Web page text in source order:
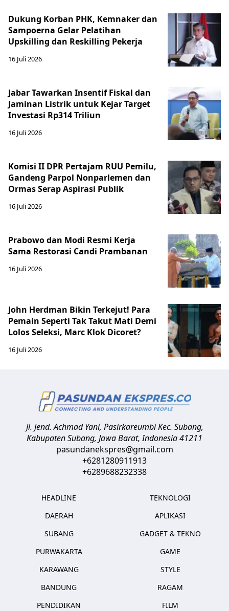
Dukung Korban PHK, Kemnaker dan
Sampoerna Gelar Pelatihan
Upskilling dan Reskilling Pekerja
16 Juli 2026
Jabar Tawarkan Insentif Fiskal dan
Jaminan Listrik untuk Kejar Target
Investasi Rp314 Triliun
16 Juli 2026
Komisi II DPR Pertajam RUU Pemilu,
Gandeng Parpol Nonparlemen dan
Ormas Serap Aspirasi Publik
16 Juli 2026
Prabowo dan Modi Resmi Kerja
Sama Restorasi Candi Prambanan
16 Juli 2026
John Herdman Bikin Terkejut! Para
Pemain Seperti Tak Takut Mati Demi
Lolos Seleksi, Marc Klok Dicoret?
16 Juli 2026
Jl. Jend. Achmad Yani, Pasirkareumbi Kec. Subang,
Kabupaten Subang, Jawa Barat,Indonesia41211
pasundanekspres@gmail.com
+6281280911913
+6289688232338
HEADLINE
DAERAH
SUBANG
PURWAKARTA
KARAWANG
BANDUNG
PENDIDIKAN
TEKNOLOGI
APLIKASI
GADGET & TEKNO
GAME
STYLE
RAGAM
FILM